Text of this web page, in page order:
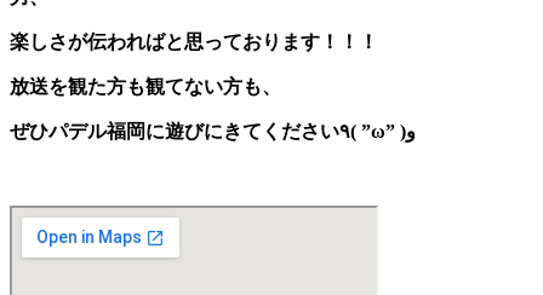
楽しさが伝わればと思っております！！！
放送を観た方も観てない方も、
ぜ ひパデル福岡に遊びにきてください٩( ”ω” )و